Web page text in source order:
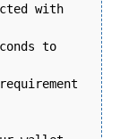
with
to